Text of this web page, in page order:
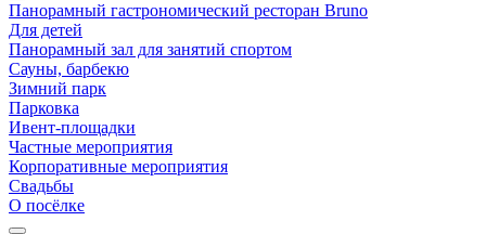
Панорамный гастрономический ресторан Bruno
Для детей
Панорамный зал для занятий спортом
Сауны, барбекю
Зимний парк
Парковка
Ивент-площадки
Частные мероприятия
Корпоративные мероприятия
Свадьбы
О посёлке